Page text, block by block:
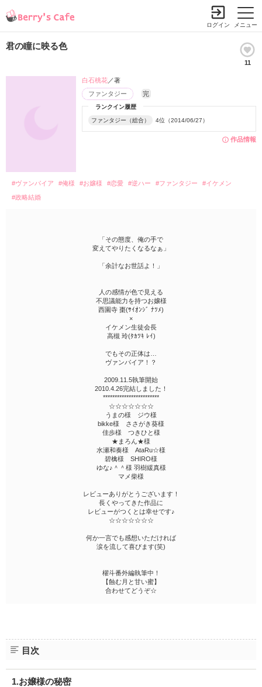
メニュー
ログイン
君の瞳に映る色
11
作品情報
ランクイン履歴
ファンタジー（総合） 4位（2014/06/27）
ファンタジー 完
白石桃花／著
#ヴァンパイア #俺様 #お嬢様 #恋愛 #逆ハー #ファンタジー
#イケメン
#政略結婚
「その態度、俺の手で
変えてやりたくなるなぁ」
「余計なお世話よ！」
人の感情が色で見える
不思議能力を持つお嬢様
西園寺 棗(ｻｲｵﾝｼﾞ ﾅﾂﾒ)
×
イケメン生徒会長
高槻 玲(ﾀｶﾂｷ ﾚｲ)
でもその正体は…
ヴァンパイア！？
2009.11.5執筆開始
2010.4.26完結しました！
************************
☆☆☆☆☆☆☆
うまの様 ジウ様
bikke様 ささがき葵様
佳歩様 つきひと様
★まろん★様
水瀬和奏様 AtaRu☆様
碧檎様 SHIRO様
ゆな♪＾＾様 羽樹緩真様
マメ柴様
レビューありがとうございます！
長くやってきた作品に
レビューがつくとは幸せです♪
☆☆☆☆☆☆☆
何か一言でも感想いただければ
涙を流して喜びます(笑)
櫂斗番外編執筆中！
【蝕む月と甘い蜜】
合わせてどうぞ☆
目次
1.お嬢様の秘密